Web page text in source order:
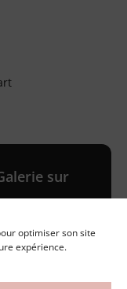
optimiser son site
expérience.
sur